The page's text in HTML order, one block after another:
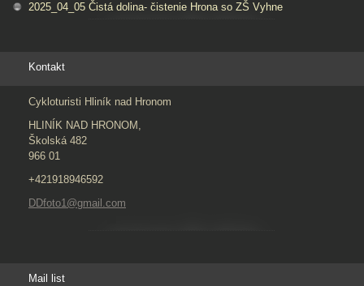
2025_04_05 Čistá dolina- čistenie Hrona so ZŠ Vyhne
Kontakt
Cykloturisti Hliník nad Hronom
HLINÍK NAD HRONOM,
Školská 482
966 01
+421918946592
DDfoto1@gmail.com
Mail list